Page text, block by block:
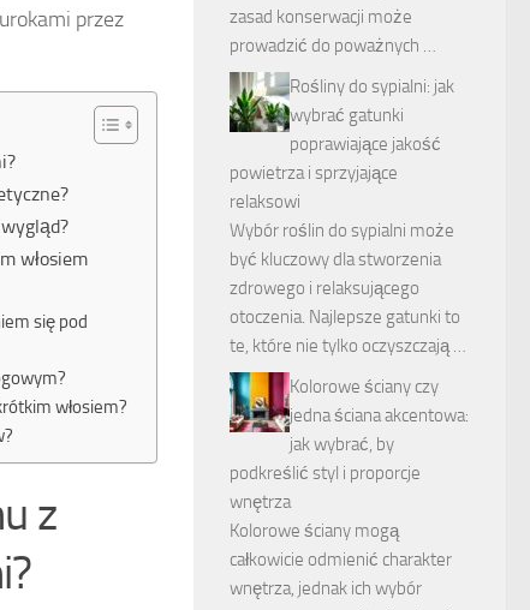
przez
włosiem
się pod
włosiem?
z
zasad konserwacji może
prowadzić do poważnych …
Rośliny do sypialni: jak
wybrać gatunki
poprawiające jakość
powietrza i sprzyjające
relaksowi
Wybór roślin do sypialni może
być kluczowy dla stworzenia
zdrowego i relaksującego
otoczenia. Najlepsze gatunki to
te, które nie tylko oczyszczają …
Kolorowe ściany czy
jedna ściana akcentowa:
jak wybrać, by
podkreślić styl i proporcje
wnętrza
Kolorowe ściany mogą
całkowicie odmienić charakter
wnętrza, jednak ich wybór